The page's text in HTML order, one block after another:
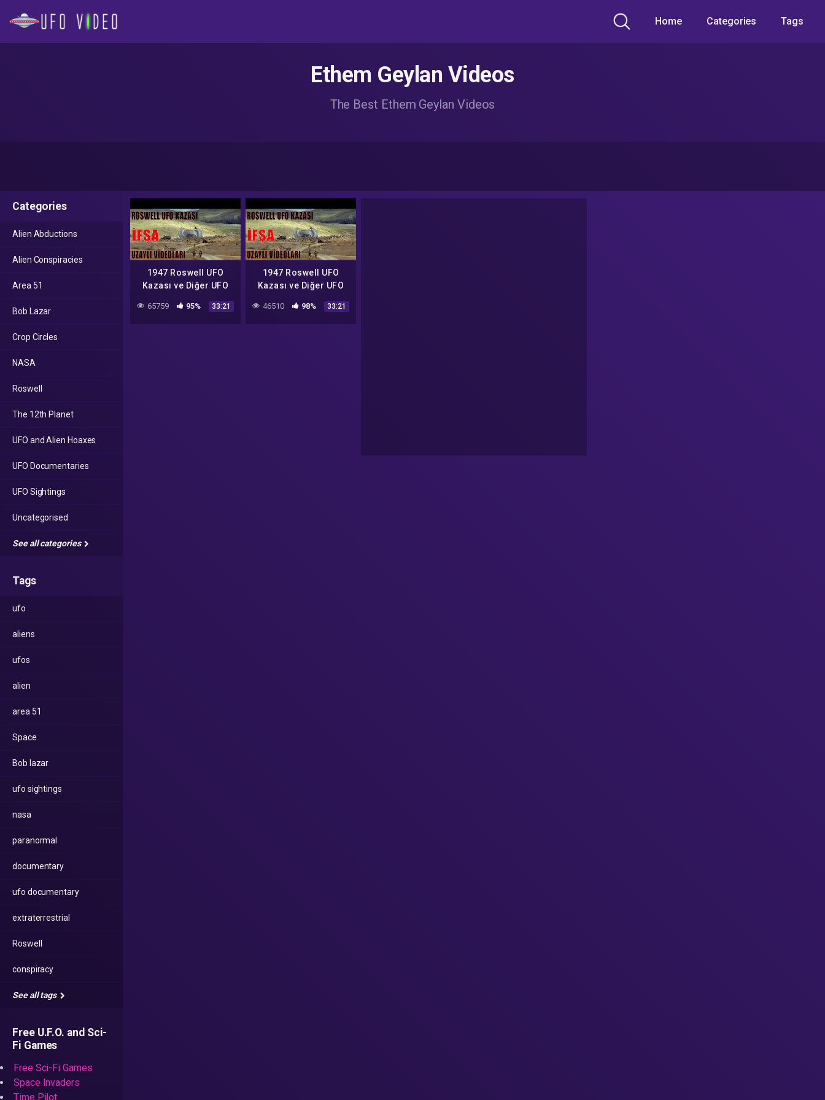
Home Categories Tags
Ethem Geylan Videos
The Best Ethem Geylan Videos
Categories
Alien Abductions
Alien Conspiracies
Area 51
Bob Lazar
Crop Circles
NASA
Roswell
The 12th Planet
UFO and Alien Hoaxes
UFO Documentaries
UFO Sightings
Uncategorised
See all categories
Tags
ufo
aliens
ufos
alien
area 51
Space
Bob lazar
ufo sightings
nasa
paranormal
documentary
ufo documentary
extraterrestrial
Roswell
conspiracy
See all tags
Free U.F.O. and Sci-
Fi Games
Free Sci-Fi Games
Space Invaders
Time Pilot
1947 Roswell UFO
Kazası ve Diğer UFO
Sahtekarlıkları IFŞA
Ediyorum
65759 95% 33:21
1947 Roswell UFO
Kazası ve Diğer UFO
Sahtekarlıkları IFŞA
Ediyorum
46510 98% 33:21